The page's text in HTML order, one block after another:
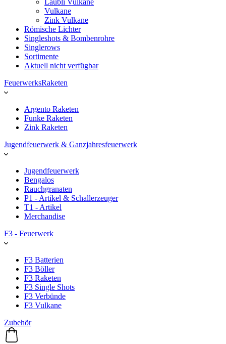
Läubli Vulkane
Vulkane
Zink Vulkane
Römische Lichter
Singleshots & Bombenrohre
Singlerows
Sortimente
Aktuell nicht verfügbar
FeuerwerksRaketen
Argento Raketen
Funke Raketen
Zink Raketen
Jugendfeuerwerk & Ganzjahresfeuerwerk
Jugendfeuerwerk
Bengalos
Rauchgranaten
P1 - Artikel & Schallerzeuger
T1 - Artikel
Merchandise
F3 - Feuerwerk
F3 Batterien
F3 Böller
F3 Raketen
F3 Single Shots
F3 Verbünde
F3 Vulkane
Zubehör